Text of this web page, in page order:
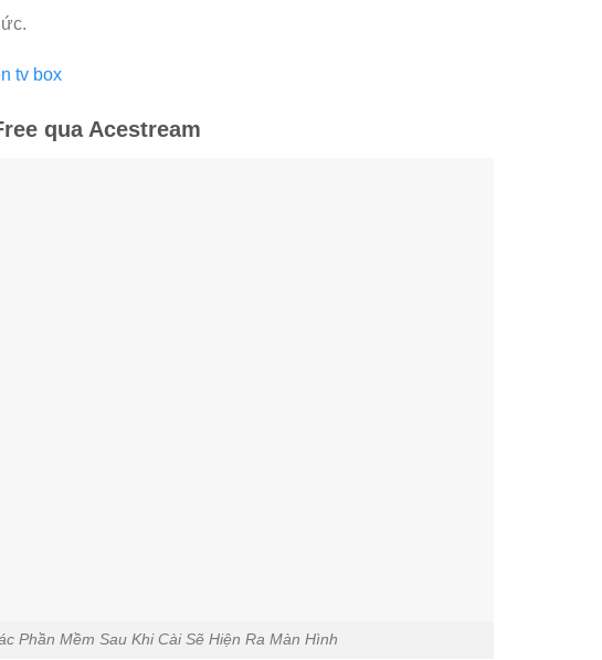
tv box
qua Acestream
Phần Mềm Sau Khi Cài Sẽ Hiện Ra Màn Hình